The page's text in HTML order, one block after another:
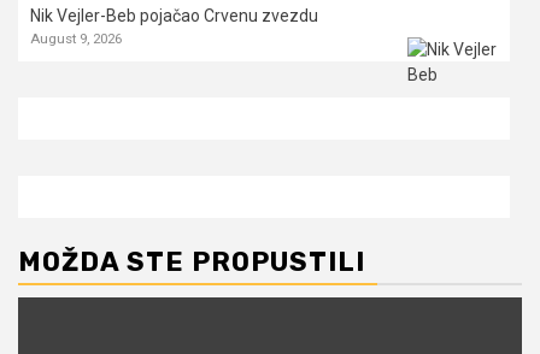
Nik Vejler-Beb pojačao Crvenu zvezdu
August 9, 2026
MOŽDA STE PROPUSTILI